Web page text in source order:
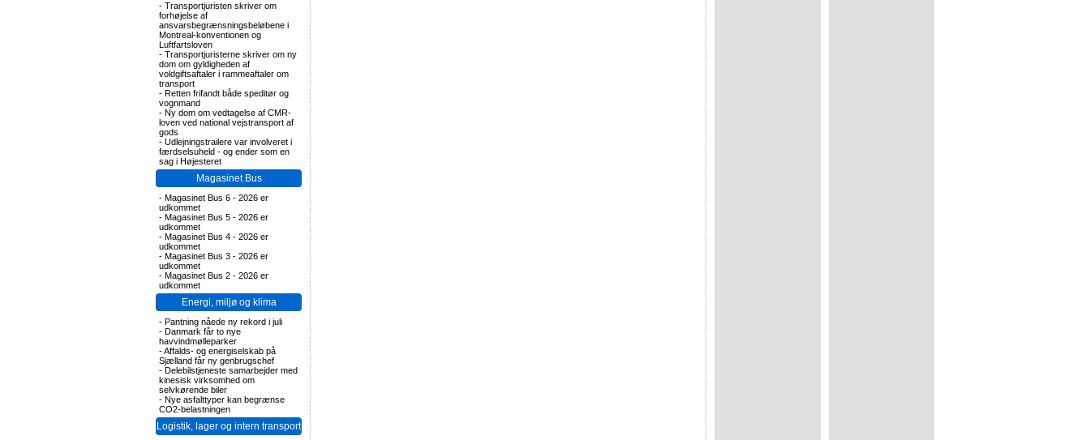
- Transportjuristen skriver om
forhøjelse af
ansvarsbegrænsningsbeløbene i
Montreal-konventionen og
Luftfartsloven
- Transportjuristerne skriver om ny
dom om gyldigheden af
voldgiftsaftaler i rammeaftaler om
transport
- Retten frifandt både speditør og
vognmand
- Ny dom om vedtagelse af CMR-
loven ved national vejstransport af
gods
- Udlejningstrailere var involveret i
færdselsuheld - og ender som en
sag i Højesteret
Magasinet Bus
- Magasinet Bus 6 - 2026 er
udkommet
- Magasinet Bus 5 - 2026 er
udkommet
- Magasinet Bus 4 - 2026 er
udkommet
- Magasinet Bus 3 - 2026 er
udkommet
- Magasinet Bus 2 - 2026 er
udkommet
Energi, miljø og klima
- Pantning nåede ny rekord i juli
- Danmark får to nye
havvindmølleparker
-Affalds- og energiselskab på
Sjælland får ny genbrugschef
- Delebilstjeneste samarbejder med
kinesisk virksomhed om
selvkørende biler
- Nye asfalttyper kan begrænse
CO2-belastningen
Logistik, lager og intern transport